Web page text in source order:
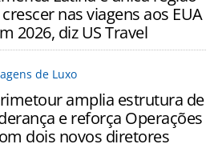
nas viagens aos EUA
2026, diz US Travel
de Luxo
amplia estrutura de
e reforça Operações
dois novos diretores